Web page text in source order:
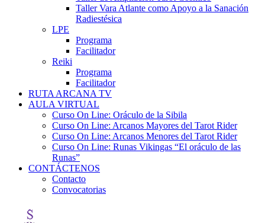
Taller Vara Atlante como Apoyo a la Sanación
Radiestésica
LPE
Programa
Facilitador
Reiki
Programa
Facilitador
RUTA ARCANA TV
AULA VIRTUAL
Curso On Line: Oráculo de la Sibila
Curso On Line: Arcanos Mayores del Tarot Rider
Curso On Line: Arcanos Menores del Tarot Rider
Curso On Line: Runas Vikingas “El oráculo de las
Runas”
CONTÁCTENOS
Contacto
Convocatorias